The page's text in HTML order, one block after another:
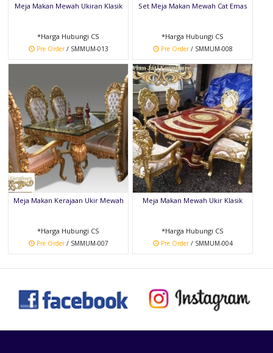
Meja Makan Mewah Ukiran Klasik
*Harga Hubungi CS
Pre Order/ SMMUM-013
Set Meja Makan Mewah Cat Emas
*Harga Hubungi CS
Pre Order/ SMMUM-008
Meja Makan Kerajaan Ukir Mewah
*Harga Hubungi CS
Pre Order/ SMMUM-007
Meja Makan Mewah Ukir Klasik
*Harga Hubungi CS
Pre Order/ SMMUM-004